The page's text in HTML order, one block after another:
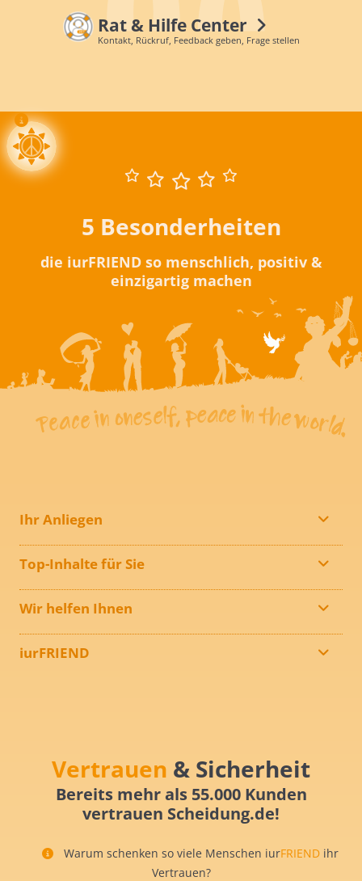
Rat & Hilfe Center
Kontakt, Rückruf, Feedback geben, Frage stellen
5 Besonderheiten
die iurFRIEND so menschlich, positiv &
einzigartig machen
Ihr Anliegen
Top-Inhalte für Sie
Wir helfen Ihnen
iurFRIEND
Vertrauen & Sicherheit
Bereits mehr als 55.000 Kunden
vertrauen Scheidung.de!
Warum schenken so viele Menschen iurFRIEND ihr
Vertrauen?